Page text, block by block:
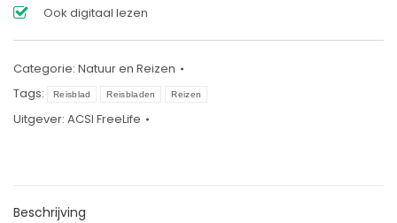
Ook digitaal lezen
Categorie: Natuur en Reizen
Tags:
Reisblad Reisbladen Reizen
Uitgever: ACSI FreeLife
Beschrijving